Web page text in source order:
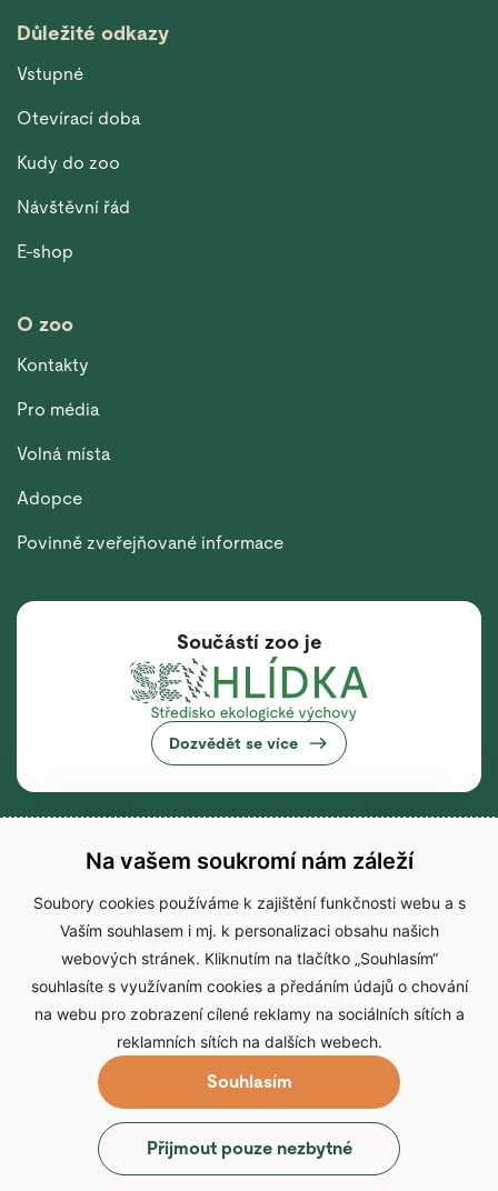
Důležité odkazy
Vstupné
Otevírací doba
Kudy do zoo
Návštěvní řád
E-shop
O zoo
Kontakty
Pro média
Volná místa
Adopce
Povinně zveřejňované informace
Součástí zoo je
Dozvědět se více
© 2026 Zoo Brno
Prohlášení o přístupnostiZpracování osobních údajů
Přihlášení do IS Zoo Brno
Na vašem soukromí nám záleží
Soubory cookies používáme k zajištění funkčnosti webu a s
Vaším souhlasem i mj. k personalizaci obsahu našich
webových stránek. Kliknutím na tlačítko „Souhlasím“
souhlasíte s využívaním cookies a předáním údajů o chování
na webu pro zobrazení cílené reklamy na sociálních sítích a
reklamních sítích na dalších webech.
Souhlasím
Přijmout pouze nezbytné